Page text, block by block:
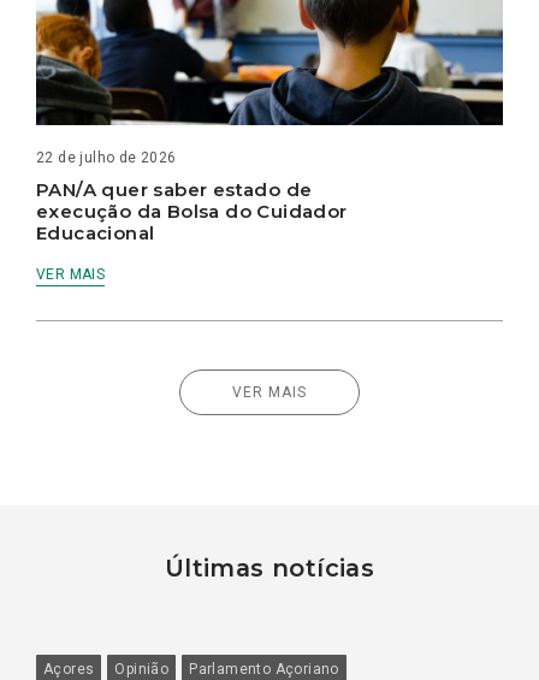
22 de julho de 2026
PAN/A quer saber estado de
execução da Bolsa do Cuidador
Educacional
VER MAIS
VER MAIS
Últimas notícias
Açores Opinião Parlamento Açoriano